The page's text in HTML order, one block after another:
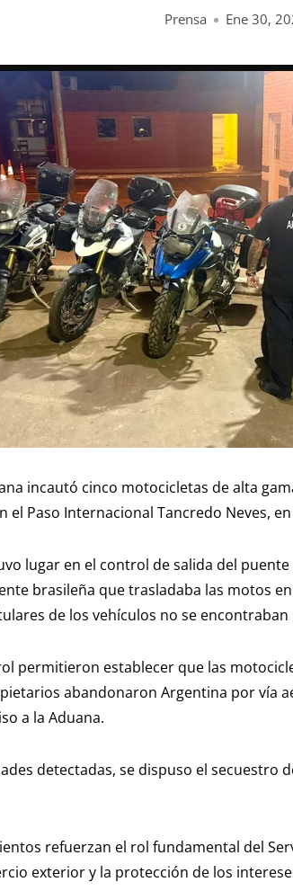
Prensa Ene 30,
incautó cinco motocicletas de alta
el Paso Internacional Tancredo Neves,
lugar en el control de salida del
brasileña que trasladaba las motos
de los vehículos no se encontraban
permitieron establecer que las
abandonaron Argentina por vía
a la Aduana.
detectadas, se dispuso el secuestro
refuerzan el rol fundamental del
exterior y la protección de los